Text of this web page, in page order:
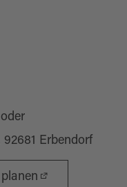
Erbendorf